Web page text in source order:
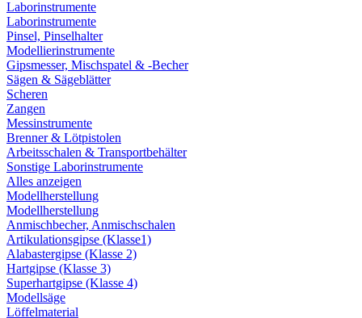
Laborinstrumente
Laborinstrumente
Pinsel, Pinselhalter
Modellierinstrumente
Gipsmesser, Mischspatel & -Becher
Sägen & Sägeblätter
Scheren
Zangen
Messinstrumente
Brenner & Lötpistolen
Arbeitsschalen & Transportbehälter
Sonstige Laborinstrumente
Alles anzeigen
Modellherstellung
Modellherstellung
Anmischbecher, Anmischschalen
Artikulationsgipse (Klasse1)
Alabastergipse (Klasse 2)
Hartgipse (Klasse 3)
Superhartgipse (Klasse 4)
Modellsäge
Löffelmaterial